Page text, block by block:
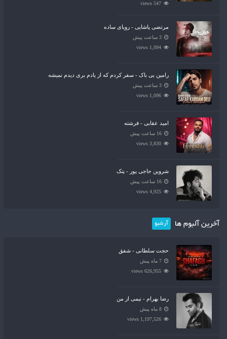
547 views
مرتضی پاشایی - رویای ساده
3 ساعت پیش
1,094 views
رامین بی باک - سفر کردم که از یادم بری دیدم نمیشه
3 ساعت پیش
1,096 views
امید عقابی - فرشته
16 ساعت پیش
3,830 views
شروین حاجی پور - پتک
16 ساعت پیش
4,925 views
آخرین آلبوم ها آرشیو
حجت سلطانی - شفق
7 ماه پیش
626,955 views
رضا بهرام - نیمی از من
8 ماه پیش
1,197,526 views